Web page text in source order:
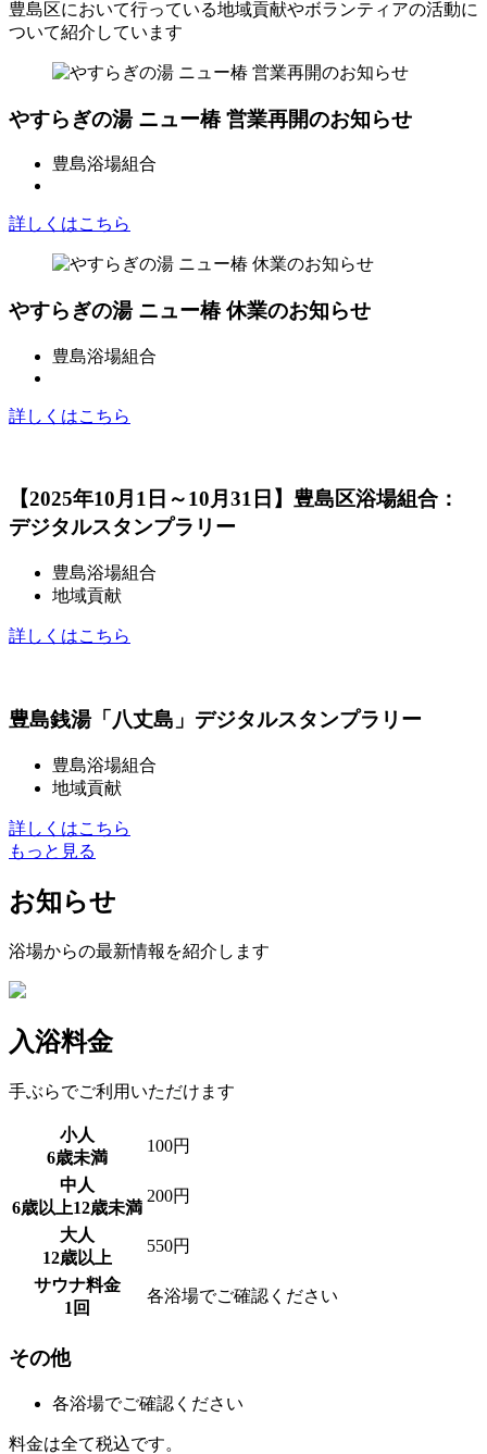
豊島区において行っている地域貢献やボランティアの活動に
ついて紹介しています
やすらぎの湯 ニュー椿 営業再開のお知らせ
豊島浴場組合
詳しくはこちら
やすらぎの湯 ニュー椿 休業のお知らせ
豊島浴場組合
詳しくはこちら
【2025年10月1日～10月31日】豊島区浴場組合：
デジタルスタンプラリー
豊島浴場組合
地域貢献
詳しくはこちら
豊島銭湯「八丈島」デジタルスタンプラリー
豊島浴場組合
地域貢献
詳しくはこちら
もっと見る
お知らせ
浴場からの最新情報を紹介します
入浴料金
手ぶらでご利用いただけます
小人
6歳未満
100円
中人
6歳以上12歳未満
200円
大人
12歳以上
550円
サウナ料金
1回
各浴場でご確認ください
その他
各浴場でご確認ください
料金は全て税込です。